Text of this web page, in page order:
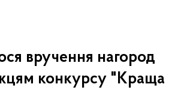
вручення нагород
конкурсу "Краща